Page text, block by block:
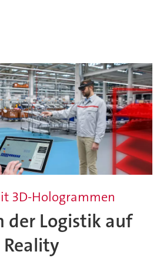
3D-Hologrammen
der Logistik auf